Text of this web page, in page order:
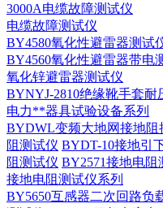
3000A电缆故障测试仪
电缆故障测试仪
BY4580氧化性避雷器测试
BY4560氧化性避雷器带电
氧化锌避雷器测试仪
BYNYJ-2810绝缘靴手套耐
电力**器具试验设备系列
BYDWL变频大地网接地阻
阻测试仪 BYDT-10接地引
阻测试仪 BY2571接地电阻
接地电阻测试仪系列
BY5650互感器二次回路负